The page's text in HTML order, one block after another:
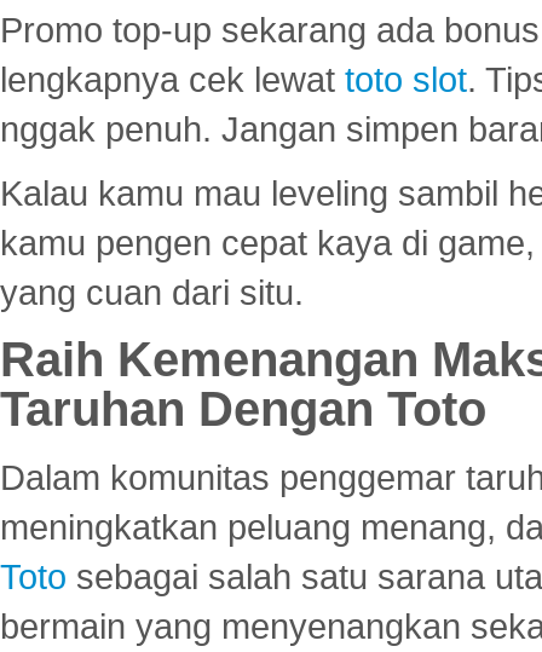
Promo top-up sekarang ada
lengkapnya cek lewat toto slot.
nggak penuh. Jangan simpen
Kalau kamu mau leveling sambil
kamu pengen cepat kaya di
yang cuan dari situ.
Raih Kemenangan
Taruhan Dengan Toto
Dalam komunitas penggemar
meningkatkan peluang menang,
Toto sebagai salah satu sarana
bermain yang menyenangkan